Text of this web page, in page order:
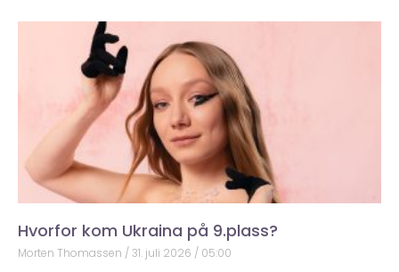
Hvorfor kom Ukraina på 9.plass?
Morten Thomassen 31. juli 2026 05:00